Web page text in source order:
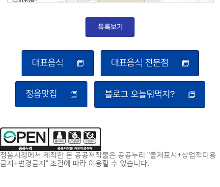
대표음식 대표음식 전문점
정읍맛집 블로그 오늘뭐먹지?
정읍시청에서 제작한 본 공공저작물은 공공누리 "출처표시+상업적이용
금지+변경금지" 조건에 따라 이용할 수 있습니다.